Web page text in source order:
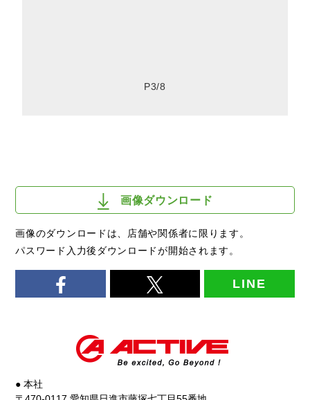
P3/8
画像ダウンロード
画像のダウンロードは、店舗や関係者に限ります。
パスワード入力後ダウンロードが開始されます。
LINE
● 本社